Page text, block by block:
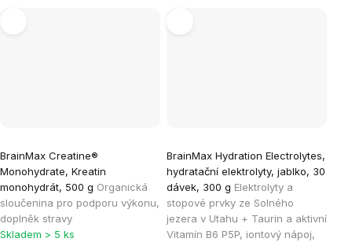
BrainMax Creatine®
Monohydrate, Kreatin
monohydrát, 500 g Organická
sloučenina pro podporu výkonu,
doplněk stravy
Skladem > 5 ks
BrainMax Hydration Electrolytes,
hydratační elektrolyty, jablko, 30
dávek, 300 g Elektrolyty a
stopové prvky ze Solného
jezera v Utahu + Taurin a aktivní
Vitamín B6 P5P, iontový nápoj,